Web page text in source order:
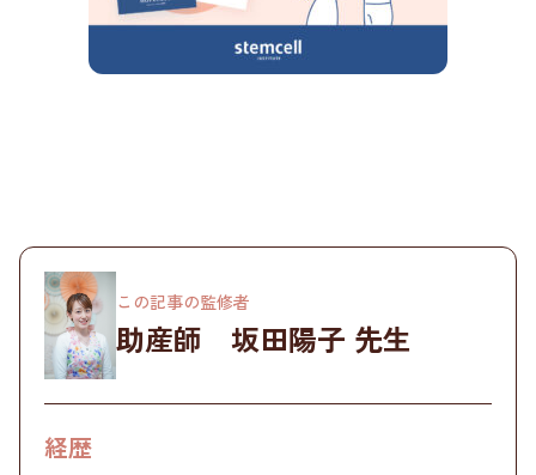
この記事の監修者
助産師 坂田陽子 先生
経歴